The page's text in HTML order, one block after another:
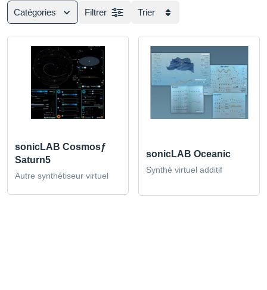
Catégories Filtrer Trier
sonicLAB Cosmosƒ
Saturn5
Autre synthétiseur virtuel
sonicLAB Oceanic
Synthé virtuel additif